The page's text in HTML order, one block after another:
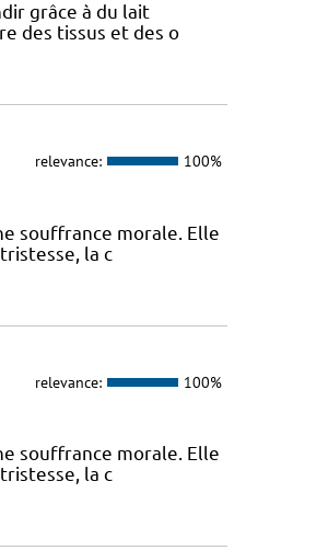
grâce à du lait
des tissus et des o
relevance: 100%
souffrance morale. Elle
la c
relevance: 100%
souffrance morale. Elle
la c